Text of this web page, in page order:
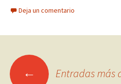
Deja un comentario
Ir ← Entradas más